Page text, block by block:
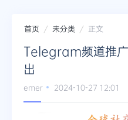
首页 未分类 正文
Telegram频道推
出
emer 2024-10-27 12:01